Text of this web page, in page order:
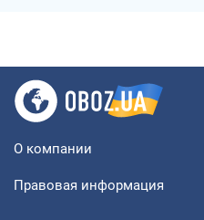
О компании
Правовая информация